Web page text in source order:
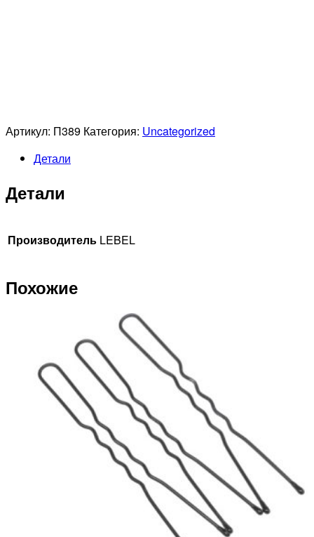
Артикул: П389 Категория: Uncategorized
Детали
Детали
Производитель LEBEL
Похожие